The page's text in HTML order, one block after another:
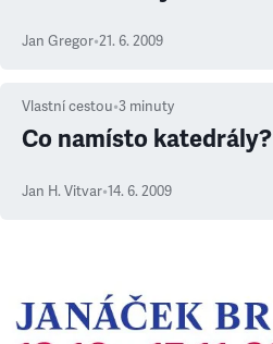
Jan Gregor•21. 6. 2009
Vlastní cestou•3 minuty
Co namísto katedrály?
Jan H. Vitvar•14. 6. 2009